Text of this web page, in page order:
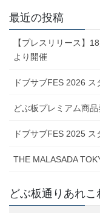
最近の投稿
【プレスリリース】
より開催
ドブサブFES 2026 ス
どぶ板プレミアム商
ドブサブFES 2025 ス
THE MALASADA
どぶ板通りあれこ